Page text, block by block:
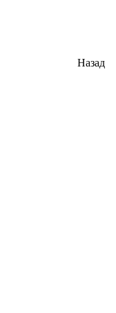
Назад